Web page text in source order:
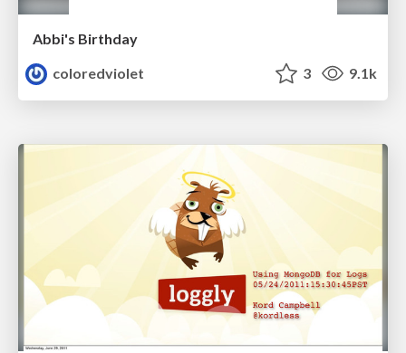
Abbi's Birthday
coloredviolet
3 9.1k